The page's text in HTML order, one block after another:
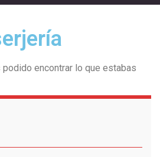
encontrar lo que estabas